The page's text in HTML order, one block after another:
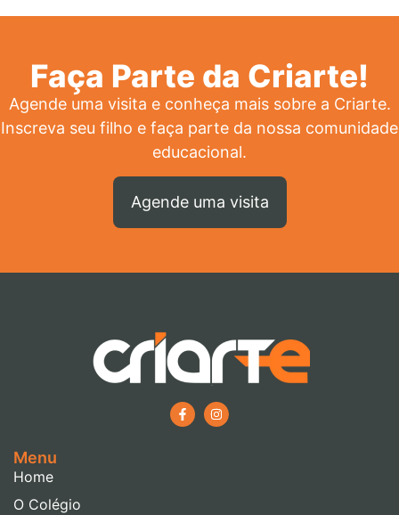
Faça Parte da Criarte!
Agende uma visita e conheça mais sobre a Criarte.
Inscreva seu filho e faça parte da nossa comunidade
educacional.
Agende uma visita
Menu
Home
O Colégio